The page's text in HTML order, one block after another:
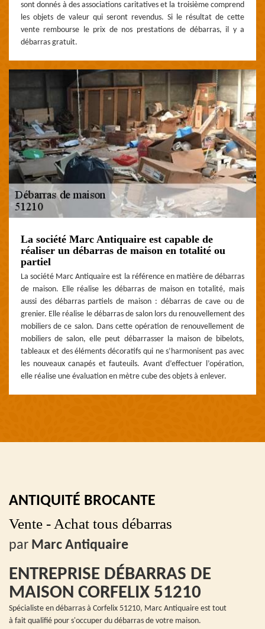
sont donnés à des associations caritatives et la troisième comprend
les objets de valeur qui seront revendus. Si le résultat de cette
vente rembourse le prix de nos prestations de débarras, il y a
débarras gratuit.
La société Marc Antiquaire est capable de
réaliser un débarras de maison en totalité ou
partiel
La société Marc Antiquaire est la référence en matière de débarras
de maison. Elle réalise les débarras de maison en totalité, mais
aussi des débarras partiels de maison : débarras de cave ou de
grenier. Elle réalise le débarras de salon lors du renouvellement des
mobiliers de ce salon. Dans cette opération de renouvellement de
mobiliers de salon, elle peut débarrasser la maison de bibelots,
tableaux et des éléments décoratifs qui ne s’harmonisent pas avec
les nouveaux canapés et fauteuils. Avant d’effectuer l’opération,
elle réalise une évaluation en mètre cube des objets à enlever.
ANTIQUITÉ BROCANTE
Vente - Achat tous débarras
par Marc Antiquaire
ENTREPRISE DÉBARRAS DE
MAISON CORFELIX 51210
Spécialiste en débarras à Corfelix 51210, Marc Antiquaire est tout
à fait qualifié pour s'occuper du débarras de votre maison.